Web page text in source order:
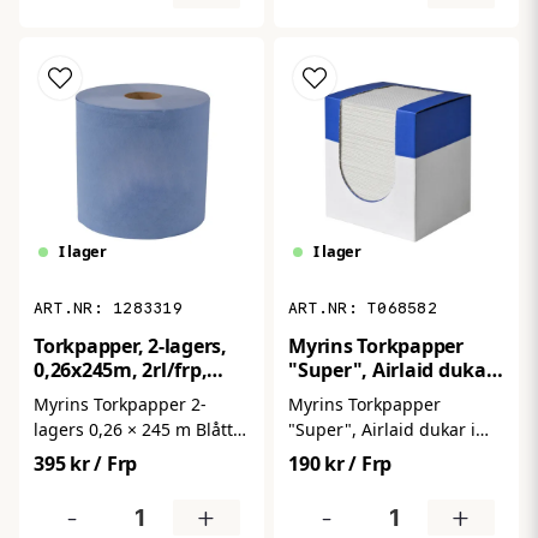
verktyg i miljöer där
hygien och renlighet är
viktigt. Med hela 1000
meter per rulle får du ett
effektivt torkpapper som
räcker länge och passar
perfekt för restauranger,
verkstäder, toaletter och
hög förbrukning.
förbrukning. Varje rulle
innehåller 150 meter
papper och levereras i
förpackning med 6 rullar.
I lager
1283319
Torkpapper, 2-lagers,
0,26x245m, 2rl/frp,
Blått
Myrins Torkpapper 2-
lagers 0,26 × 245 m Blått
är ett slitstarkt och
absorberande
industritorkpapper på
rulle, perfekt för effektiv
395 kr/ Frp
- +
I lager
T068582
Myrins Torkpapper
"Super", Airlaid dukar
i dipenserbox,
100st/frp
Myrins Torkpapper
"Super", Airlaid dukar i
dispenserbox,
100 st/förpackning är ett
högpresterande och
mycket absorberande
190 kr/ Frp
- +